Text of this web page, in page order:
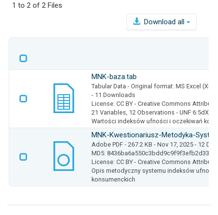
1 to 2 of 2 Files
Download all
MNK-baza.tab
Tabular Data - Original format: MS Excel
- 11 Downloads
License: CC BY - Creative Commons
21 Variables, 12 Observations -
Wartości indeksów ufności i oczekiwań
MNK-Kwestionariusz-Metodyka-
Adobe PDF - 267.2 KB - Nov 17, 2025 - 12
MD5: 8436ba6a550c3bdd9c9f9f3efb2d3365
License: CC BY - Creative Commons
Opis metodyczny systemu indeksów
konsumenckich